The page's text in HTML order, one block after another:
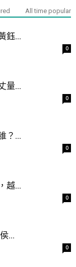
All time popular
鈺...
0
量...
0
？...
0
越...
0
...
0